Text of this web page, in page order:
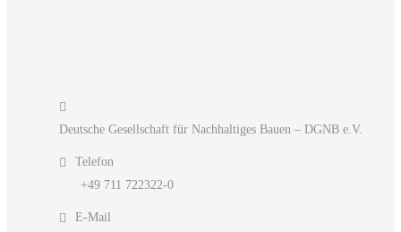
Deutsche Gesellschaft für Nachhaltiges Bauen – DGNB e.V.
Telefon
+49 711 722322-0
E-Mail